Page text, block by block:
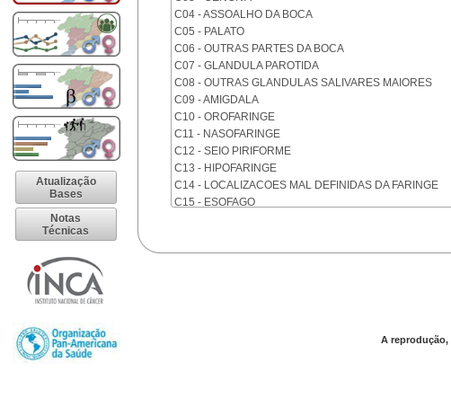
Atualização
Bases
Notas
Técnicas
C04 - ASSOALHO DA BOCA
C05 - PALATO
C06 - OUTRAS PARTES DA BOCA
C07 - GLANDULA PAROTIDA
C08 - OUTRAS GLANDULAS SALIVARES MAIORES
C09 - AMIGDALA
C10 - OROFARINGE
C11 - NASOFARINGE
C12 - SEIO PIRIFORME
C13 - HIPOFARINGE
C14 - LOCALIZACOES MAL DEFINIDAS DA FARINGE
C15 - ESOFAGO
C18 - COLON
A